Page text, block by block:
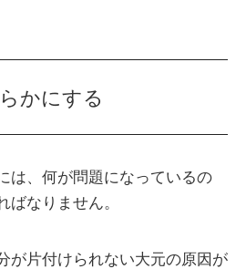
かにする
は、何が問題になっているの
ばなりません。
が片付けられない大元の原因が